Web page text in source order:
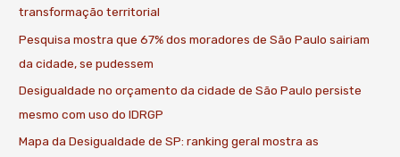
transformação territorial
Pesquisa mostra que 67% dos moradores de São Paulo sairiam
da cidade, se pudessem
Desigualdade no orçamento da cidade de São Paulo persiste
mesmo com uso do IDRGP
Mapa da Desigualdade de SP: ranking geral mostra as